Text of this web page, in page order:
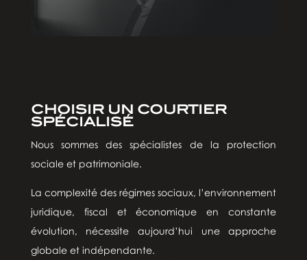
CHOISIR UN COURTIER
SPÉCIALISÉ
Nous sommes des spécialistes de la protection
sociale et patrimoniale.
La complexité des régimes sociaux, l’environnement
juridique, fiscal et économique en constante
évolution, nécessite aujourd’hui une approche
globale et indépendante.